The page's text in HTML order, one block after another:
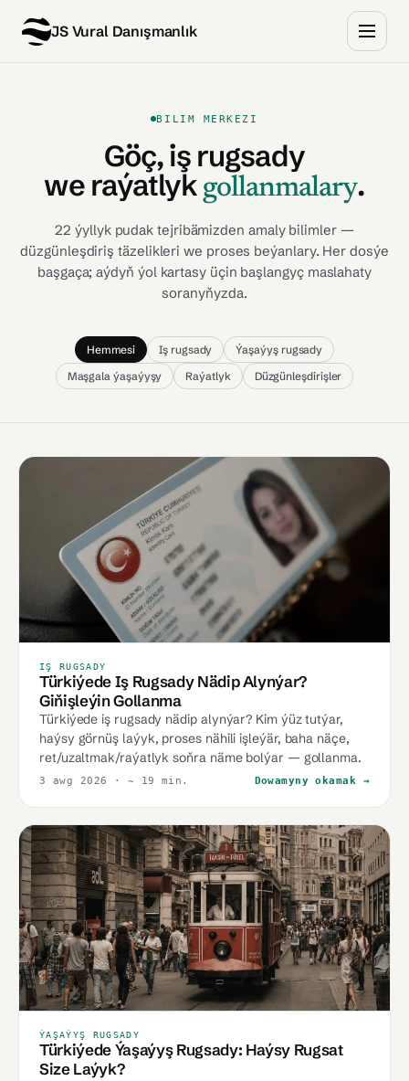
JS Vural Danışmanlık
BILIM MERKEZI
Göç, iş rugsady
we raýatlyk gollanmalary.
22 ýyllyk pudak tejribämizden amaly bilimler —
düzgünleşdiriş täzelikleri we proses beýanlary. Her dosýe
başgaça; aýdyň ýol kartasy üçin başlangyç maslahaty
soranyňyzda.
Hemmesi Iş rugsady
Ýaşaýyş rugsady
Maşgala ýaşaýyşy
Raýatlyk Düzgünleşdirişler
IŞ RUGSADY
Türkiýede Iş Rugsady Nädip Alynýar?
Giňişleýin Gollanma
Türkiýede iş rugsady nädip alynýar? Kim ýüz tutýar,
haýsy görnüş laýyk, proses nähili işleýär, baha näçe,
ret/uzaltmak/raýatlyk soňra näme bolýar — gollanma.
3 awg 2026 · ~ 19 min. Dowamyny okamak →
ÝAŞAÝYŞ RUGSADY
Türkiýede Ýaşaýyş Rugsady: Haýsy Rugsat
Size Laýyk?